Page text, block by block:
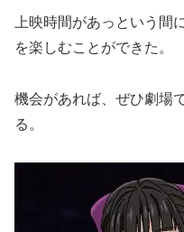
上映時間があっという間
を楽しむことができた。
機会があれば、ぜひ劇場
る。